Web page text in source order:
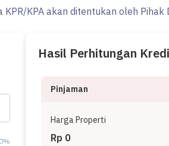
KPA akan ditentukan oleh Pihak
Hasil Perhitungan
Pinjaman
Harga Properti
Rp 0